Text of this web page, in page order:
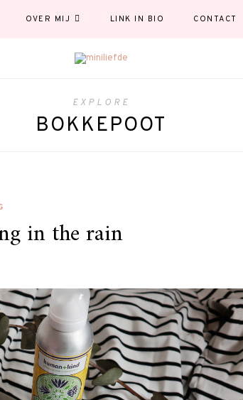
OVER MIJ LINK IN BIO CONTACT
EXPLORE
BOKKEPOOT
in the rain